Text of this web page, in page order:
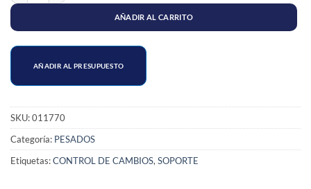
AÑADIR AL CARRITO
AÑADIR AL PRESUPUESTO
SKU:011770
Categoría: PESADOS
Etiquetas:CONTROL DE CAMBIOS,SOPORTE